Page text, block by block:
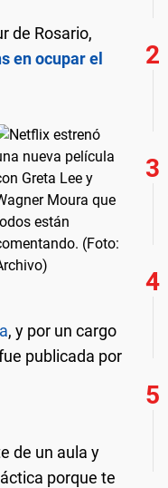
de Rosario,
en ocupar el
, y por un cargo
publicada por
de un aula y
porque te